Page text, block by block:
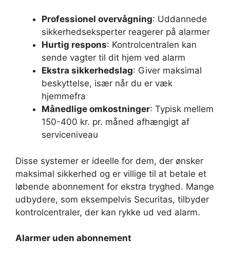
Professionel overvågning: Uddannede
sikkerhedseksperter reagerer på alarmer
Hurtig respons: Kontrolcentralen kan
sende vagter til dit hjem ved alarm
Ekstra sikkerhedslag: Giver maksimal
beskyttelse, især når du er væk
hjemmefra
Månedlige omkostninger: Typisk mellem
150-400 kr. pr. måned afhængigt af
serviceniveau
Disse systemer er ideelle for dem, der ønsker
maksimal sikkerhed og er villige til at betale et
løbende abonnement for ekstra tryghed. Mange
udbydere, som eksempelvis Securitas, tilbyder
kontrolcentraler, der kan rykke ud ved alarm.
Alarmer uden abonnement